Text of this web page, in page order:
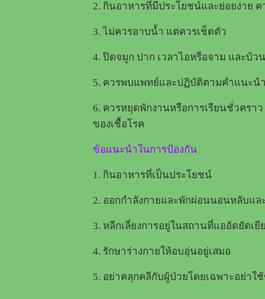
2. กินอาหารที่มีประโยชน์และย่อยง่าย
3. ไม่ควรอาบน้ำ แต่ควรเช็ดตัว
4. ปิดจมูก ปาก เวลาไอหรือจาม และบ้
5. ควรพบแพทย์และปฏิบัติตามคำแนะน
6. ควรหยุดพักงานหรือการเรียนชั่วครา
ของเชื้อโรค
ข้อแนะนำในการป้องกัน
1. กินอาหารที่เป็นประโยชน์
2. ออกกำลังกายและพักผ่อนนอนหลับแ
3. หลีกเลี่ยงการอยู่ในสถานที่แออัดยัดเยี
4. รักษาร่างกายให้อบอุ่นอยู่เสมอ
5. อย่าคลุกคลีกับผู้ป่วยโดยเฉพาะอย่าใ